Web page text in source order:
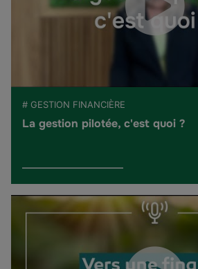
# GESTION FINANCIÈRE
La gestion pilotée, c'est quoi ?